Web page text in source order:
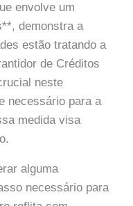
envolve um
demonstra a
estão tratando a
de Créditos
neste
necessário para a
medida visa
alguma
necessário para